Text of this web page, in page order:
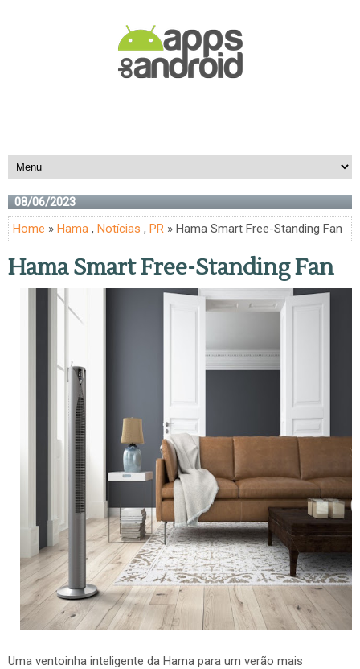
08/06/2023
Home » Hama , Notícias , PR » Hama Smart Free-Standing Fan
Hama Smart Free-Standing Fan
Uma ventoinha inteligente da Hama para um verão mais